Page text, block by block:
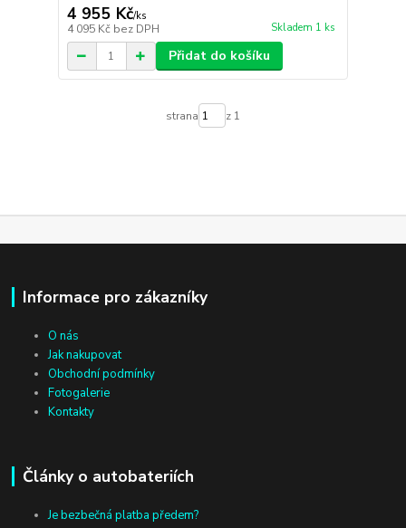
4 955 Kč/ks
4 095 Kč bez DPH Skladem 1 ks
Přidat do košíku
strana z 1
Informace pro zákazníky
O nás
Jak nakupovat
Obchodní podmínky
Fotogalerie
Kontakty
Články o autobateriích
Je bezbečná platba předem?